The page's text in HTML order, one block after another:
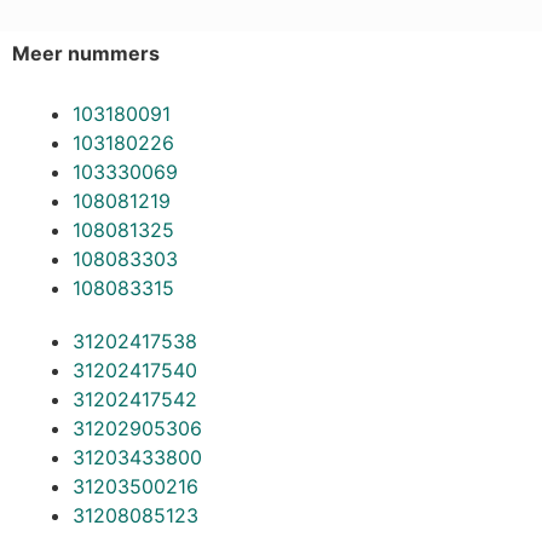
Meer nummers
103180091
103180226
103330069
108081219
108081325
108083303
108083315
31202417538
31202417540
31202417542
31202905306
31203433800
31203500216
31208085123